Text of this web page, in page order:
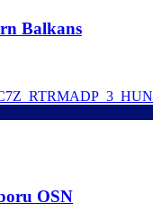
Balkans
OSN